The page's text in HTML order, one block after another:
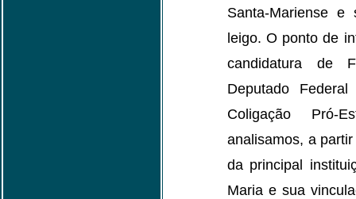
Santa-Mariense
leigo. O ponto de
candidatura de
Deputado
Coligação Pró-
analisamos, a
da principal
Maria e sua